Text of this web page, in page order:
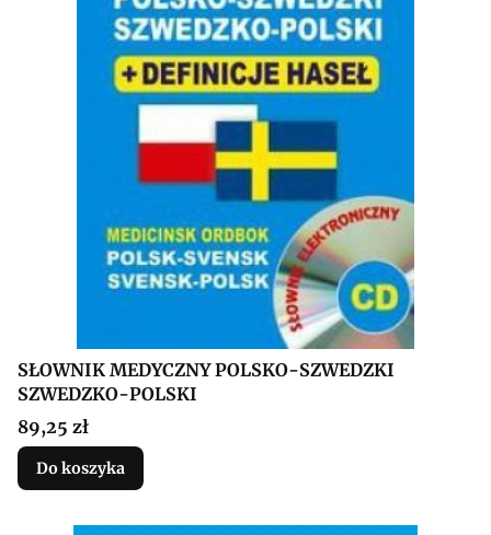
SŁOWNIK MEDYCZNY POLSKO-SZWEDZKI
SZWEDZKO-POLSKI
Cena
89,25 zł
Do koszyka